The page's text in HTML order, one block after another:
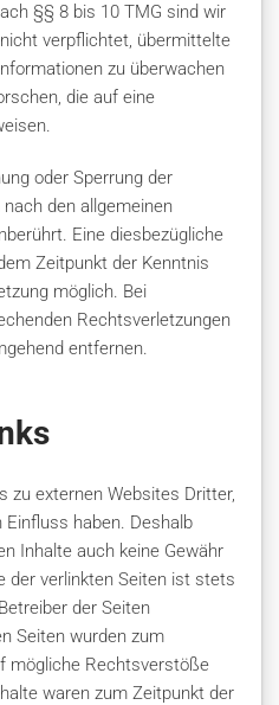
§§ 8 bis 10 TMG sind wir
verpflichtet, übermittelte
zu überwachen
die auf eine
oder Sperrung der
den allgemeinen
Eine diesbezügliche
Zeitpunkt der Kenntnis
möglich. Bei
Rechtsverletzungen
entfernen.
zu externen Websites Dritter,
haben. Deshalb
Inhalte auch keine Gewähr
der verlinkten Seiten ist stets
der Seiten
Seiten wurden zum
mögliche Rechtsverstöße
waren zum Zeitpunkt der